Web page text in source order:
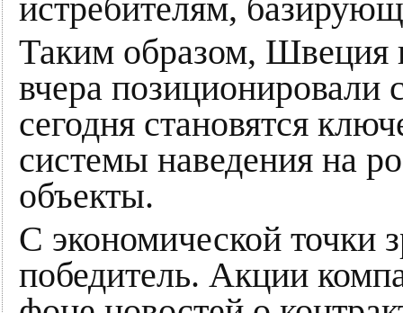
истребителям,
Таким образом, Швеция
вчера позиционировали
сегодня становятся
системы наведения на
объекты.
С экономической точки
победитель. Акции